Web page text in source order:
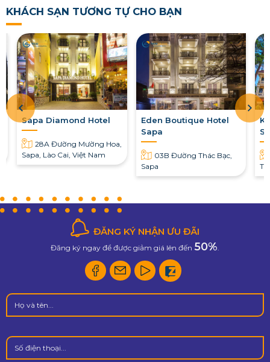
KHÁCH SẠN TƯƠNG TỰ CHO BẠN
Sapa Diamond Hotel
28A Đường Mường Hoa,
Sapa, Lào Cai, Việt Nam
Eden Boutique Hotel
Sapa
03B Đường Thác Bạc,
Sapa
ĐĂNG KÝ NHẬN ƯU ĐÃI
Đăng ký ngay để được giảm giá lên đến 50%